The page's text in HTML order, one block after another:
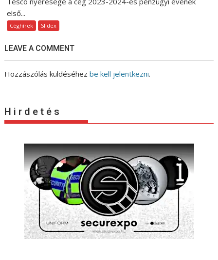
első...
Céghírek Slidex
LEAVE A COMMENT
Hozzászólás küldéséhezbe kell jelentkezni.
H i r d e t é s